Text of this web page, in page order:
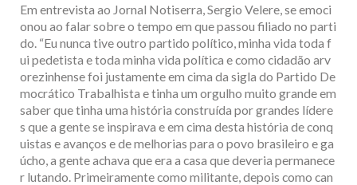
Em entrevista ao Jornal Notiserra, Sergio Velere, se emoci
onou ao falar sobre o tempo em que passou filiado no parti
do. “Eu nunca tive outro partido político, minha vida toda f
ui pedetista e toda minha vida política e como cidadão arv
orezinhense foi justamente em cima da sigla do Partido De
mocrático Trabalhista e tinha um orgulho muito grande em
saber que tinha uma história construída por grandes lídere
s que a gente se inspirava e em cima desta história de conq
uistas e avanços e de melhorias para o povo brasileiro e ga
úcho, a gente achava que era a casa que deveria permanece
r lutando. Primeiramente como militante, depois como can